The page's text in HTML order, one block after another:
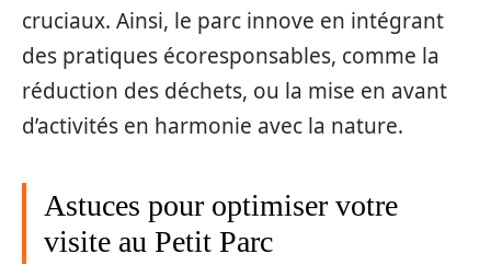
cruciaux. Ainsi, le parc innove en intégrant
des pratiques écoresponsables, comme la
réduction des déchets, ou la mise en avant
d’activités en harmonie avec la nature.
Astuces pour optimiser votre
visite au Petit Parc